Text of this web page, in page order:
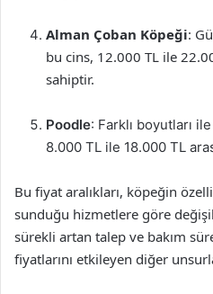
Alman Çoban Köpeği:
bu cins, 12.000 TL ile
sahiptir.
Poodle: Farklı boyutları
8.000 TL ile 18.000 TL
Bu fiyat aralıkları, köpeğin
sunduğu hizmetlere göre
sürekli artan talep ve bakım
fiyatlarını etkileyen diğer